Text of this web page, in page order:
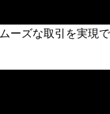
ーズな取引を実現で